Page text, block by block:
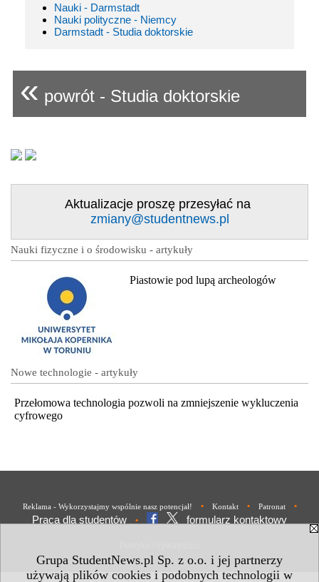
Grupa StudentNews.pl Sp. z o.o. i jej partnerzy
używają plików cookies i podobnych technologii w
Nauki - Darmstadt
Nauki polityczne - Niemcy
Darmstadt - Studia doktorskie
« powrót - Studia doktorskie
Aktualizacje proszę przesyłać na
zmiany@studentnews.pl
Nauki fizyczne i o środowisku - artykuły
Piastowie pod lupą archeologów
Nowe technologie - artykuły
Przełomowa technologia pozwoli na zmniejszenie wykluczenia
cyfrowego
Reklama - Wykorzystajmy wspólnie nasz potencjał! • Kontakt • Patronat •
Praca dla studentów • formularz kontaktowy